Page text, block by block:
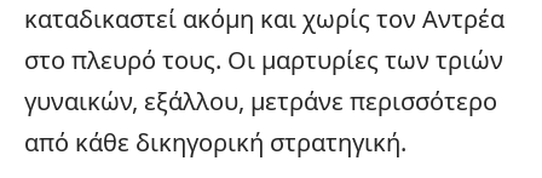
καταδικαστεί ακόμη και χωρίς τον Αντρέα
στο πλευρό τους. Οι μαρτυρίες των τριών
γυναικών, εξάλλου, μετράνε περισσότερο
από κάθε δικηγορική στρατηγική.